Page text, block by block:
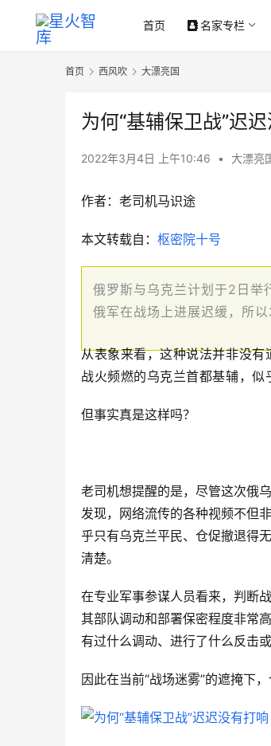
首页 名家专栏
首页 西风吹 大漂亮国
为何“基辅保卫战”迟
2022年3月4日 上午10:46 • 大漂亮
作者：老司机马识途
本文转载自： 枢密院十号
俄罗斯与乌克兰计划于2日举
俄军在战场上进展迟缓，所以
从表象来看，这种说法并非没
战火频燃的乌克兰首都基辅，似
但事实真是这样吗？
老司机想提醒的是，尽管这次俄
发现，网络流传的各种视频不但
乎只有乌克兰平民、仓促撤退得
清楚。
在专业军事参谋人员看来，判断
其部队调动和部署保密程度非常
有过什么调动、进行了什么反击
因此在当前“战场迷雾”的遮掩下